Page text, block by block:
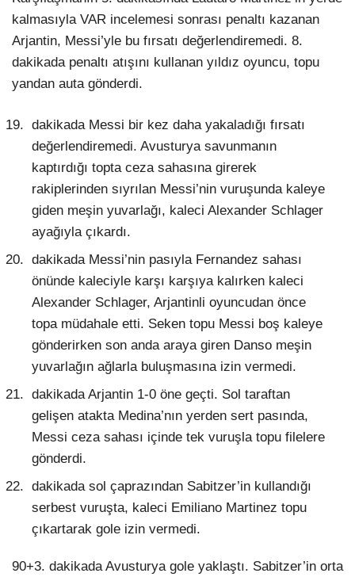
kalmasıyla VAR incelemesi sonrası penaltı kazanan
Arjantin, Messi’yle bu fırsatı değerlendiremedi. 8.
dakikada penaltı atışını kullanan yıldız oyuncu, topu
yandan auta gönderdi.
dakikada Messi bir kez daha yakaladığı fırsatı
değerlendiremedi. Avusturya savunmanın
kaptırdığı topta ceza sahasına girerek
rakiplerinden sıyrılan Messi’nin vuruşunda kaleye
giden meşin yuvarlağı, kaleci Alexander Schlager
ayağıyla çıkardı.
dakikada Messi’nin pasıyla Fernandez sahası
önünde kaleciyle karşı karşıya kalırken kaleci
Alexander Schlager, Arjantinli oyuncudan önce
topa müdahale etti. Seken topu Messi boş kaleye
gönderirken son anda araya giren Danso meşin
yuvarlağın ağlarla buluşmasına izin vermedi.
dakikada Arjantin 1-0 öne geçti. Sol taraftan
gelişen atakta Medina’nın yerden sert pasında,
Messi ceza sahası içinde tek vuruşla topu filelere
gönderdi.
dakikada sol çaprazından Sabitzer’in kullandığı
serbest vuruşta, kaleci Emiliano Martinez topu
çıkartarak gole izin vermedi.
90+3. dakikada Avusturya gole yaklaştı. Sabitzer’in orta